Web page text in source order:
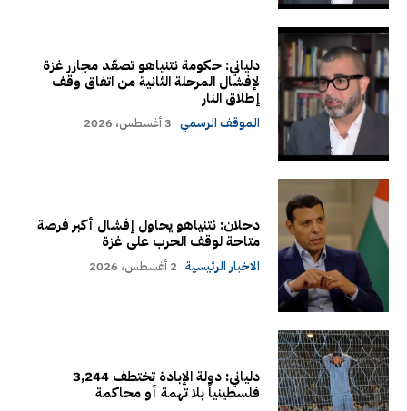
دلياني: حكومة نتنياهو تصعّد مجازر غزة
لإفشال المرحلة الثانية من اتفاق وقف
إطلاق النار
الموقف الرسمي 3 أغسطس، 2026
دحلان: نتنياهو يحاول إفشال أكبر فرصة
متاحة لوقف الحرب على غزة
الاخبار الرئيسية 2 أغسطس، 2026
دلياني: دولة الإبادة تختطف 3,244
فلسطينياً بلا تهمة أو محاكمة